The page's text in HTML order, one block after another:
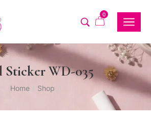
0
Sticker WD-035
Home Shop